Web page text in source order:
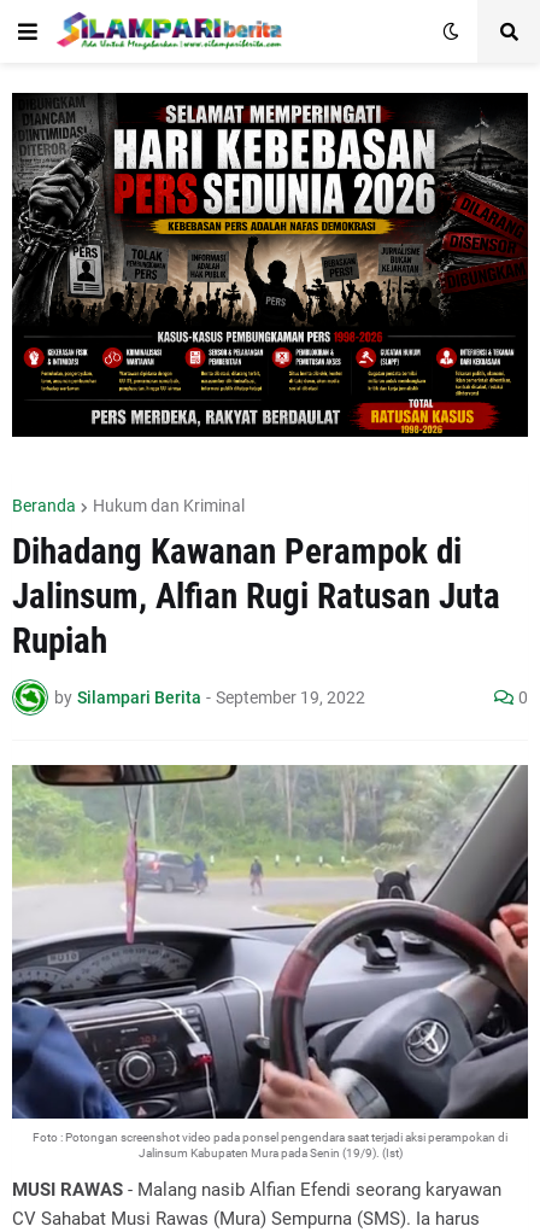
Beranda Hukum dan Kriminal
Dihadang Kawanan Perampok di
Jalinsum, Alfian Rugi Ratusan Juta
Rupiah
by Silampari Berita - September 19, 2022 0
Foto : Potongan screenshot video pada ponsel pengendara saat terjadi aksi perampokan di
Jalinsum Kabupaten Mura pada Senin (19/9). (Ist)
MUSI RAWAS - Malang nasib Alfian Efendi seorang karyawan
CV Sahabat Musi Rawas (Mura) Sempurna (SMS). Ia harus